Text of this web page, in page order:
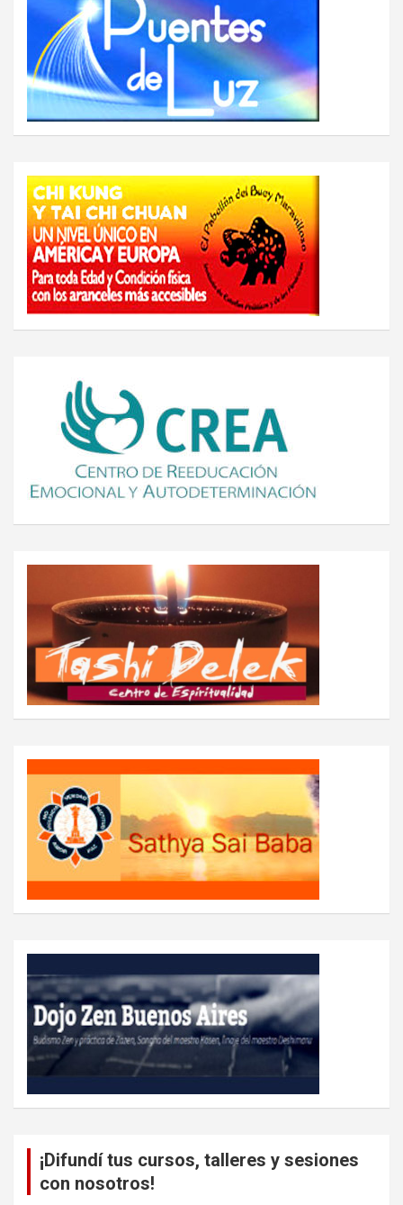
¡Difundí tus cursos, talleres y sesiones
con nosotros!